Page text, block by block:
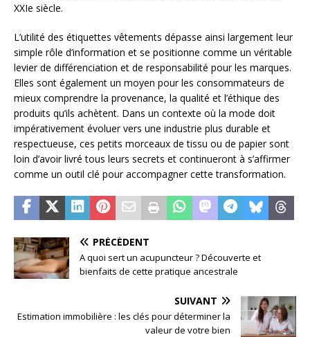
XXIe siècle.
L’utilité des étiquettes vêtements dépasse ainsi largement leur
simple rôle d’information et se positionne comme un véritable
levier de différenciation et de responsabilité pour les marques.
Elles sont également un moyen pour les consommateurs de
mieux comprendre la provenance, la qualité et l’éthique des
produits qu’ils achètent. Dans un contexte où la mode doit
impérativement évoluer vers une industrie plus durable et
respectueuse, ces petits morceaux de tissu ou de papier sont
loin d’avoir livré tous leurs secrets et continueront à s’affirmer
comme un outil clé pour accompagner cette transformation.
PRÉCÉDENT
A quoi sert un acupuncteur ? Découverte et
bienfaits de cette pratique ancestrale
SUIVANT
Estimation immobilière : les clés pour déterminer la
valeur de votre bien